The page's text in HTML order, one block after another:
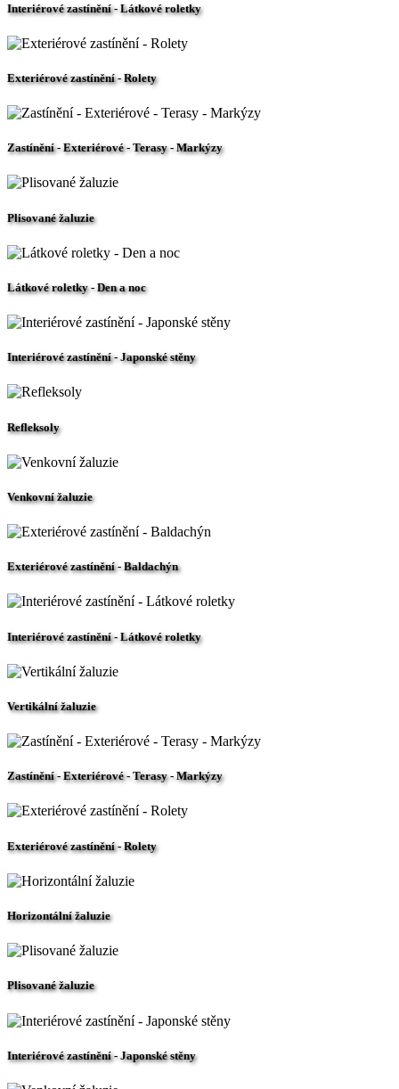
Interiérové zastínění - Látkové roletky
Exteriérové zastínění - Rolety
Zastínění - Exteriérové - Terasy - Markýzy
Plisované žaluzie
Látkové roletky - Den a noc
Interiérové zastínění - Japonské stěny
Refleksoly
Venkovní žaluzie
Exteriérové zastínění - Baldachýn
Interiérové zastínění - Látkové roletky
Vertikální žaluzie
Zastínění - Exteriérové - Terasy - Markýzy
Exteriérové zastínění - Rolety
Horizontální žaluzie
Plisované žaluzie
Interiérové zastínění - Japonské stěny